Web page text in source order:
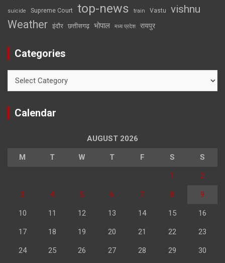
suicide Supreme Court top-news train Vastu vishnu
Weather इंदौर छत्तीसगढ़ भोपाल मध्य प्रदेश रायपुर
Categories
Calendar
AUGUST 2026
M T W T F S S
1 2
3 4 5 6 7 8 9
10 11 12 13 14 15 16
17 18 19 20 21 22 23
24 25 26 27 28 29 30